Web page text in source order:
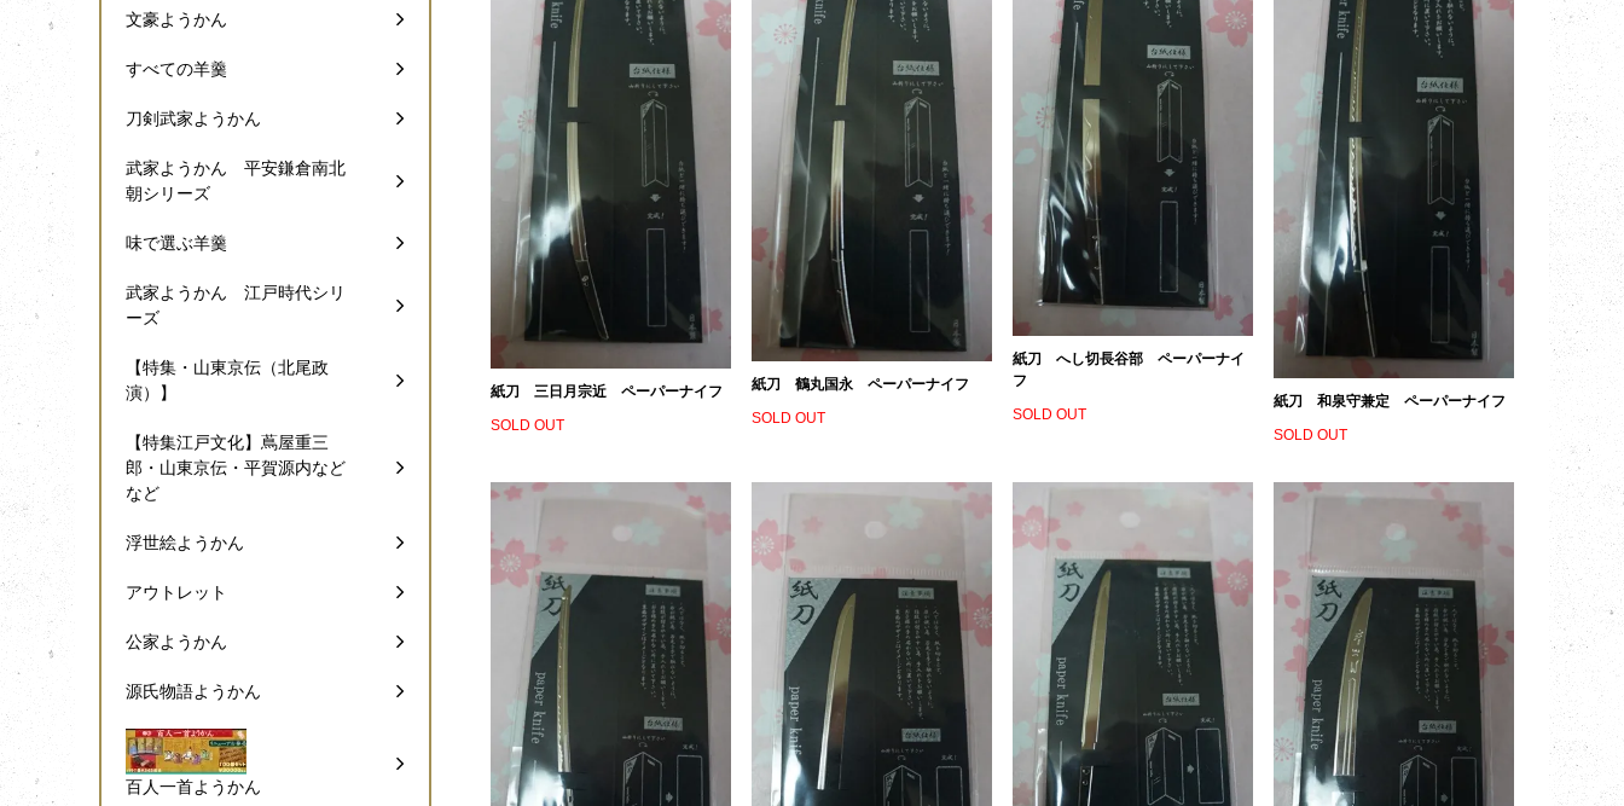
紙刀 三日月宗近 ペーパーナイフ
SOLD OUT
紙刀 鶴丸国永 ペーパーナイフ
SOLD OUT
紙刀 へし切長谷部 ペーパーナイ
フ
SOLD OUT
紙刀 和泉守兼定 ペーパーナイフ
SOLD OUT
文豪ようかん
すべての羊羹
刀剣武家ようかん
武家ようかん 平安鎌倉南北
朝シリーズ
味で選ぶ羊羹
武家ようかん 江戸時代シリ
ーズ
【特集・山東京伝（北尾政
演）】
【特集江戸文化】蔦屋重三
郎・山東京伝・平賀源内など
など
浮世絵ようかん
アウトレット
公家ようかん
源氏物語ようかん
百人一首ようかん